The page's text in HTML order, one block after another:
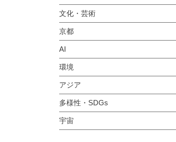
文化・芸術
京都
AI
環境
アジア
多様性・SDGs
宇宙